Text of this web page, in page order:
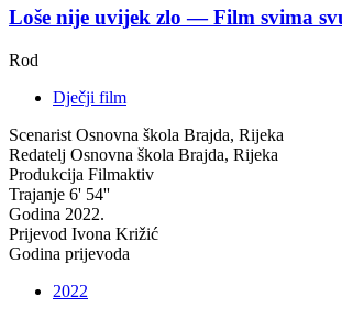
Loše nije uvijek zlo — Film svima
Rod
Dječji film
Scenarist Osnovna škola Brajda, Rijeka
Redatelj Osnovna škola Brajda, Rijeka
Produkcija Filmaktiv
Trajanje 6' 54''
Godina 2022.
Prijevod Ivona Križić
Godina prijevoda
2022